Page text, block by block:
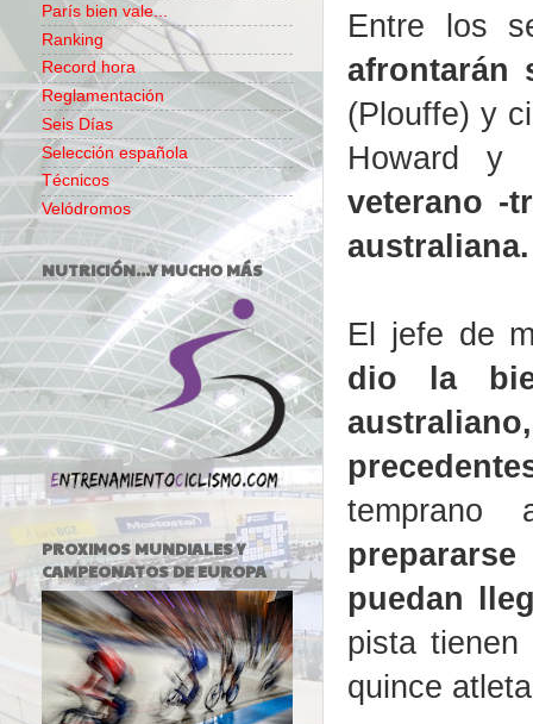
Entre los
afrontarán
(Plouffe) y
Howard y
veterano -
australiana.
El jefe de
dio la
temprano
puedan
pista
quince
París bien vale...
Ranking
Record hora
Reglamentación
Seis Días
Selección española
Técnicos
Velódromos
NUTRICIÓN...Y MUCHO MÁS
PROXIMOS MUNDIALES Y
CAMPEONATOS DE EUROPA